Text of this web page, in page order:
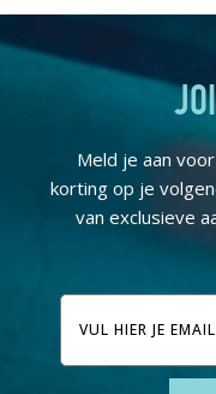
Meld je aan
korting op je
van exclusieve
E-
mailadres